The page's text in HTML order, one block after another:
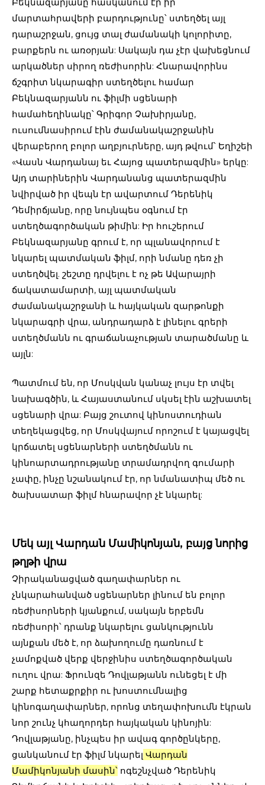
մարտահրավերի բարդությունը՝ ստեղծել այլ
դարաշրջան, ցույց տալ ժամանակի կոլորիտը,
բարքերն ու առօրյան: Սակայն դա չէր վախեցնում
արկածներ սիրող ռեժիսորին: Հնարավորինս
ճշգրիտ նկարագիր ստեղծելու համար
Բեկնազարյանն ու ֆիլմի սցենարի
համահեղինակը՝ Գրիգոր Չախիրյանը,
ուսումնասիրում էին ժամանակաշրջանին
վերաբերող բոլոր աղբյուրները, այդ թվում՝ Եղիշեի
«Վասն Վարդանայ եւ Հայոց պատերազմին» երկը:
Այդ տարիներին Վարդանանց պատերազմին
նվիրված իր վեպն էր ավարտում Դերենիկ
Դեմիրճյանը, որը նույնպես օգնում էր
ստեղծագործական թիմին: Իր հուշերում
Բեկնազարյանը գրում է, որ պլանավորում է
նկարել պատմական ֆիլմ, որի նմանը դեռ չի
ստեղծվել. շեշտը դրվելու է ոչ թե Ավարայրի
ճակատամարտի, այլ պատմական
ժամանակաշրջանի և հայկական զարթոնքի
նկարագրի վրա, անդրադարձ է լինելու գրերի
ստեղծմանն ու գրաճանաչության տարածմանը և
այլն:
Պատմում են, որ Մոսկվան կանաչ լույս էր տվել
նախագծին, և Հայաստանում սկսել էին աշխատել
սցենարի վրա: Բայց շուտով կինոստուդիան
տեղեկացվեց, որ Մոսկվայում որոշում է կայացվել
կրճատել սցենարների ստեղծմանն ու
կինոարտադրությանը տրամադրվող գումարի
չափը, ինչը նշանակում էր, որ նմանատիպ մեծ ու
ծախսատար ֆիլմ հնարավոր չէ նկարել:
Մեկ այլ Վարդան Մամիկոնյան, բայց նորից
թղթի վրա
Չիրականացված գաղափարներ ու
չնկարահանված սցենարներ լինում են բոլոր
ռեժիսորների կյանքում, սակայն երբեմն
ռեժիսորի՝ դրանք նկարելու ցանկությունն
այնքան մեծ է, որ ձախողումը դառնում է
չամոքված վերք վերջինիս ստեղծագործական
ուղու վրա: Ֆրունզե Դովլաթյանն ունեցել է մի
շարք հետաքրքիր ու խոստումնալից
կինոգաղափարներ, որոնց տեղափոխումն էկրան
նոր շունչ կհաղորդեր հայկական կինոյին:
Դովլաթյանը, ինչպես իր ավագ գործընկերը,
ցանկանում էր ֆիլմ նկարել Վարդան
Մամիկոնյանի մասին՝ ոգեշնչված Դերենիկ